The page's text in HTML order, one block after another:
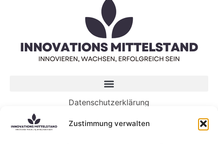
Zustimmung verwalten
Datenschutzerklärung